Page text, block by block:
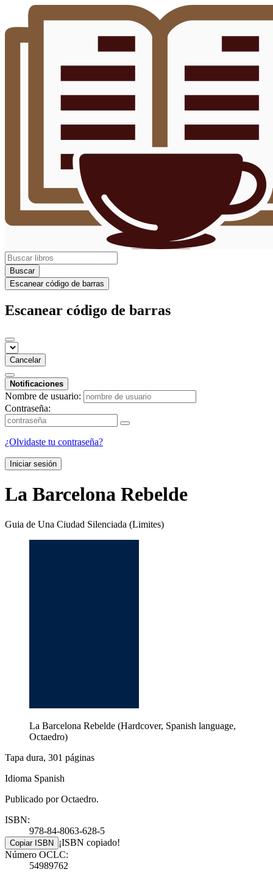
Buscar
Escanear código de barras
Escanear código de barras
Cancelar
Notificaciones
Nombre de usuario:
Contraseña:
¿Olvidaste tu contraseña?
Iniciar sesión
La Barcelona Rebelde
Guia de Una Ciudad Silenciada (Limites)
La Barcelona Rebelde (Hardcover, Spanish language,
Octaedro)
Tapa dura, 301 páginas
Idioma Spanish
Publicado por Octaedro.
ISBN:
978-84-8063-628-5
Copiar ISBN ¡ISBN copiado!
Número OCLC:
54989762